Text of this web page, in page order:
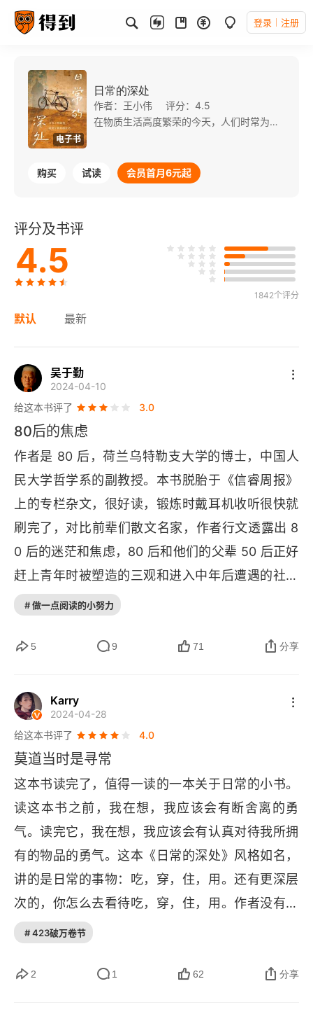
登录 注册
电子书
日常的深处
作者：王小伟
评分：4.5
在物质生活高度繁荣的今天，人们时常为外物所累，“想”回到相对贫乏的过去，重回人与物的和谐关系。为什么柴火灶比煤气灶烧菜更香？为什么自行车比汽车似乎更能承载？为什么炉子比暖气更暖人心？ 这种对过去生活的罗曼蒂克的想法值得玩味。作者王小伟琢磨了一种恰当的、刻画生活的手段，从怀旧的影像中梳理内心，透过自身的经验和长辈的回忆，回顾八九十年代以来我们熟悉的技术人工物（俗称“东西”）是如何生灭的，试图解释为什么在之前的岁月物件是如此金贵，仿佛家庭成员，而现在的物件变成了纯粹的商品，只剩下干瘪的使用价值。 本书中所谈论的诸多技术物是“70后”“80后”“90后”共同的回忆，有些是比较单纯的设备，比如电视、手机，有些是直接和生活相关的技术物，比如住房和服饰，还有饮食。作者以技术哲学为基，打破学术和文学的壁垒，把物当成主角，刻画一段我们共同走过的集体历史。
购买 试读 会员首月6元起
评分及书评
4.5
1842个评分
默认 最新
吴于勤
2024-04-10
给这本书评了
3.0
80后的焦虑
作者是 80 后，荷兰乌特勒支大学的博士，中国人
民大学哲学系的副教授。本书脱胎于《信睿周报》
上的专栏杂文，很好读，锻炼时戴耳机收听很快就
刷完了，对比前辈们散文名家，作者行文透露出 8
0 后的迷茫和焦虑，80 后和他们的父辈 50 后正好
赶上青年时被塑造的三观和进入中年后遭遇的社会
是两种截然相反的状态，如果能够打通任督二脉就
双一流大学，哲学学院更应该为四个自信理论创
的美籍教授约瑟夫・格雷戈里・马奥尼，他为学生
开设了 “马克思主义”“西方政治哲学史” 等英文课
程。马奥尼先后在美国乔治・华盛顿大学和大峡谷
州立大学任教。2010 年，他来到上海，任华东师
范大学政治学系政治哲学与思想史专业教授，202
0 年起又兼任中国特色社会主义发展研究院资深研
究员。作者感慨社会变化的迅速，书中记述的旧物
件和习俗，岁数大的觉得你玩的不地道，年轻的已
经不屑，努力追求的欧美风景和大房子突然变成了
负担，最气人的满口的西方哲学思想理念居然会被
攻击为 “土殖”。很理解作者整天来往于帝都拥挤的
痛恨内卷的工业现代化，怀念求学地荷兰的田园牧
# 做一点阅读的小努力
5 9 71 分享
Karry
2024-04-28
给这本书评了
4.0
莫道当时是寻常
这本书读完了，值得一读的一本关于日常的小书。
读这本书之前，我在想，我应该会有断舍离的勇
气。读完它，我在想，我应该会有认真对待我所拥
有的物品的勇气。这本《日常的深处》风格如名，
讲的是日常的事物：吃，穿，住，用。还有更深层
次的，你怎么去看待吃，穿，住，用。作者没有掉
书袋，用高大上的语言去表达自己的文字。而是用
一种风格。我喜欢这种风格的书籍。例如周华诚的
# 423破万卷节
2 1 62 分享